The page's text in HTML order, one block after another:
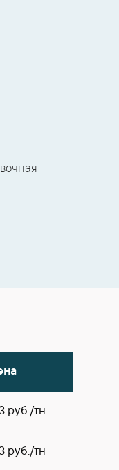
руб./тн
руб./тн